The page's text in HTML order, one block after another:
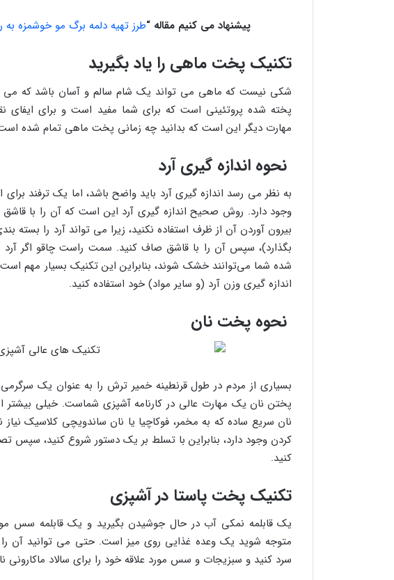
پیشنهاد می کنیم مقاله “طرز تهیه دلمه برگ مو خوشمزه به
تکنیک پخت ماهی را یاد بگیرید
شکی نیست که ماهی می تواند یک شام سالم و آسان باشد که می
پخته شده پروتئینی است که برای شما مفید است و برای ایفای
مهارت دیگر این است که بدانید چه زمانی پخت ماهی تمام شده
نحوه اندازه گیری آرد
به نظر می رسد اندازه گیری آرد باید واضح باشد، اما یک ترفند
وجود دارد. روش صحیح اندازه گیری آرد این است که آن را با قاشق در
بیرون آوردن آن از ظرف استفاده نکنید، زیرا می تواند آرد را بسته
بگذارد)، سپس آن را با قاشق صاف کنید. سمت راست چاقو اگر آرد
شده شما می‌توانند خشک شوند، بنابراین این تکنیک بسیار مهم است.
اندازه گیری وزن آرد (و سایر مواد) خود استفاده کنید.
نحوه پخت نان
بسیاری از مردم در طول قرنطینه خمیر ترش را به عنوان یک
پختن نان یک مهارت عالی در کارنامه آشپزی شماست. خیلی بیشتر
نان سریع ساده که به مخمر، فوکاچیا یا نان ساندویچی کلاسیک نیاز
کردن وجود دارد، بنابراین با تسلط بر یک دستور شروع کنید، سپس
کنید.
تکنیک پخت پاستا در آشپزی
یک قابلمه نمکی آب در حال جوشیدن بگیرید و یک قابلمه سس
متوجه شوید یک وعده غذایی روی میز است. حتی می توانید آن را
سرد کنید و سبزیجات و سس مورد علاقه خود را برای سالاد ماکارونی